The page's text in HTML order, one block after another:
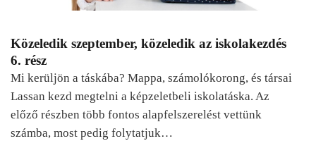
Közeledik szeptember, közeledik az iskolakezdés
6. rész
Mi kerüljön a táskába? Mappa, számolókorong, és társai
Lassan kezd megtelni a képzeletbeli iskolatáska. Az
előző részben több fontos alapfelszerelést vettünk
számba, most pedig folytatjuk…